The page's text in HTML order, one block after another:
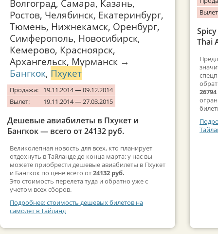
Волгоград, Самара, Казань,
Ростов, Челябинск, Екатеринбург,
Тюмень, Нижнекамск, Оренбург,
Симферополь, Новосибирск,
Кемерово, Красноярск,
Архангельск, Мурманск →
Бангкок, Пхукет
Продажа:
19.11.2014 — 09.12.2014
Вылет:
19.11.2014 — 27.03.2015
Дешевые авиабилеты в Пхукет и
Бангкок — всего от 24132 руб.
Великолепная новость для всех, кто планирует
отдохнуть в Тайланде до конца марта: у нас вы
можете приобрести дешевые авиабилеты в Пхукет
и Бангкок по цене всего от24132 руб.
Это стоимость перелета туда и обратно уже с
учетом всех сборов.
Подробнее: стоимость дешевых билетов на
самолет в Тайланд
Thai